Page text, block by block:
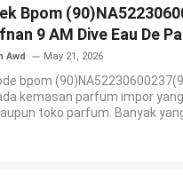
Bpom
9 AM Dive Eau De
Awd May 21, 2026
bpom
kemasan parfum impor
toko parfum. Banyak